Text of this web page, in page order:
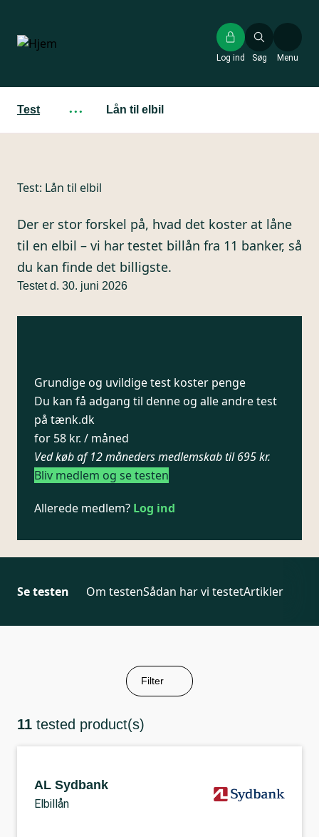
hovedindhold
Søg
Log ind Menu
Test ··· Lån til elbil
Test: Lån til elbil
Der er stor forskel på, hvad det koster at låne
til en elbil – vi har testet billån fra 11 banker, så
du kan finde det billigste.
Testet d. 30. juni 2026
Grundige og uvildige test koster penge
Du kan få adgang til denne og alle andre test
på tænk.dk
for 58 kr. / måned
Ved køb af 12 måneders medlemskab til 695 kr.
Bliv medlem og se testen
Allerede medlem? Log ind
Se testen Om testenSådan har vi testetArtikler
Filter
11 tested product(s)
AL Sydbank
Elbillån